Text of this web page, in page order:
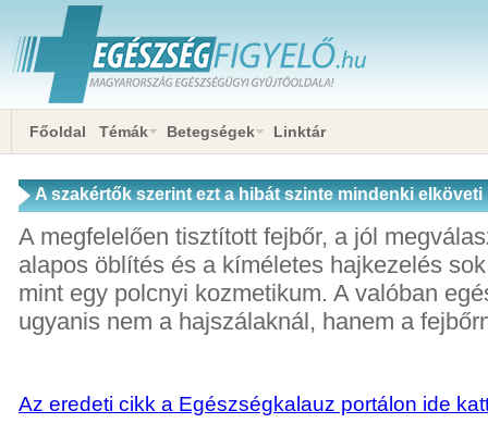
Főoldal Témák Betegségek Linktár
A szakértők szerint ezt a hibát szinte mindenki
A megfelelően tisztított fejbőr, a jól
alapos öblítés és a kíméletes hajkezelés
mint egy polcnyi kozmetikum. A valóban
ugyanis nem a hajszálaknál, hanem a
Az eredeti cikk a Egészségkalauz portálon ide